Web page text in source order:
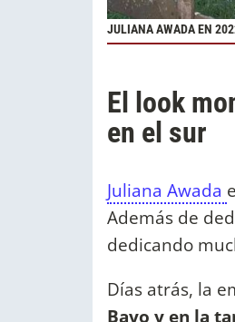
JULIANA AWADA EN
El look
en el sur
Juliana Awada
Además de
dedicando
Días atrás, la
Bayo y en la